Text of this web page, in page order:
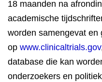
18 maanden na
academische
worden samengevat en
op www.clinicaltrials.gov
database die kan
onderzoekers en